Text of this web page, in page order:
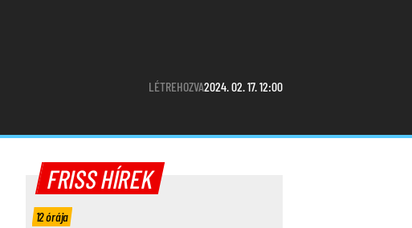
LÉTREHOZVA2024. 02. 17. 12:00
FRISS HÍREK
12 órája